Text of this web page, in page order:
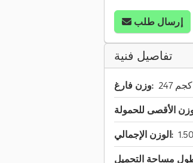
إرسال طلب
تفاصيل فنية
وزن فارغ: 247 كجم
الوزن الإجمالي: